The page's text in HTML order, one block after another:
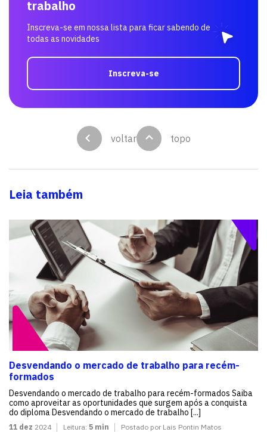
trabalho
Inscreva-se em nossa lista para ficar sabendo de
todas as novidades
Inscreva-se
voltar topo
Leia também
Desvendando o mercado de trabalho para recém-
formados
Desvendando o mercado de trabalho para recém-formados Saiba
como aproveitar as oportunidades que surgem após a conquista
do diploma Desvendando o mercado de trabalho [...]
11 dez 2024 Leitura: 5 min Postado por Lais Pontin Matos